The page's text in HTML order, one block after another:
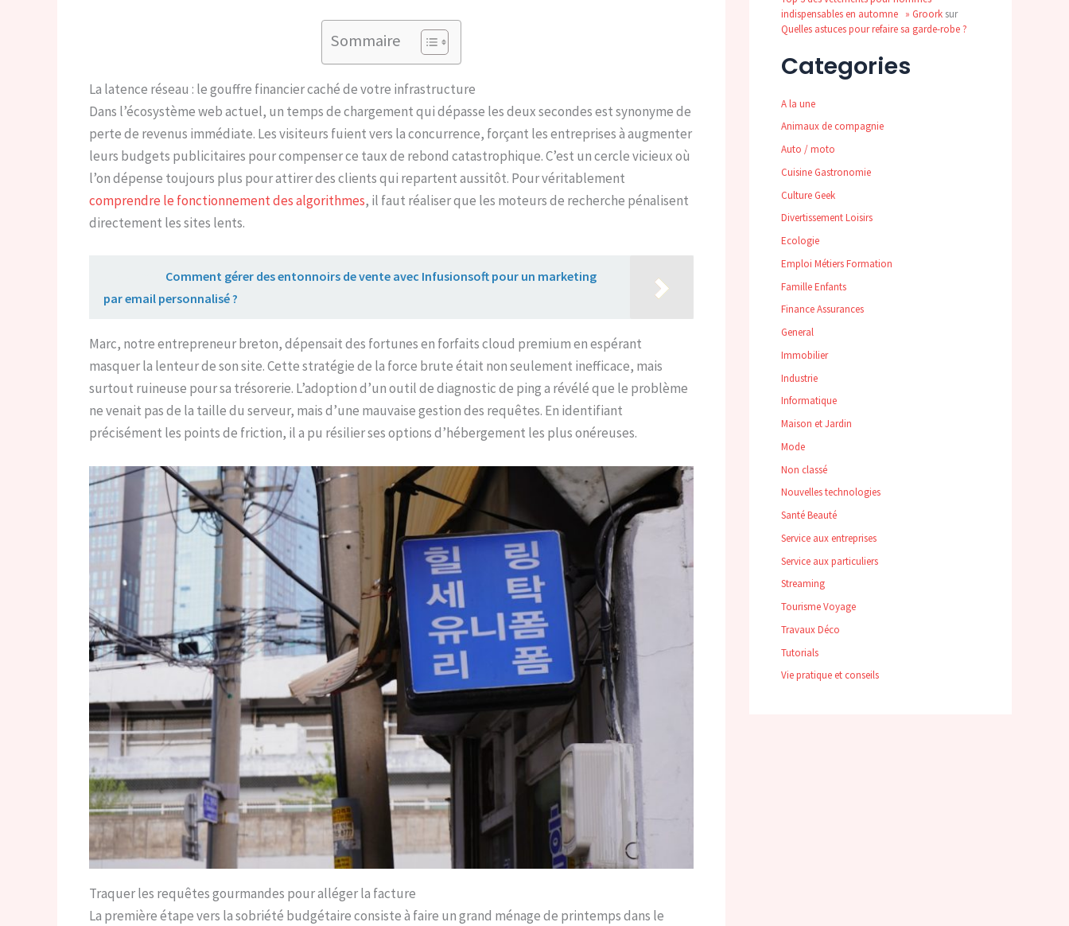
Sommaire
La latence réseau : le gouffre financier caché de votre infrastructure
Dans l’écosystème web actuel, un temps de chargement qui dépasse les deux secondes est synonyme de
perte de revenus immédiate. Les visiteurs fuient vers la concurrence, forçant les entreprises à augmenter
leurs budgets publicitaires pour compenser ce taux de rebond catastrophique. C’est un cercle vicieux où
l’on dépense toujours plus pour attirer des clients qui repartent aussitôt. Pour véritablement
comprendre le fonctionnement des algorithmes, il faut réaliser que les moteurs de recherche pénalisent
directement les sites lents.
Comment gérer des entonnoirs de vente avec Infusionsoft pour un marketing
par email personnalisé ?
Marc, notre entrepreneur breton, dépensait des fortunes en forfaits cloud premium en espérant
masquer la lenteur de son site. Cette stratégie de la force brute était non seulement inefficace, mais
surtout ruineuse pour sa trésorerie. L’adoption d’un outil de diagnostic de ping a révélé que le problème
ne venait pas de la taille du serveur, mais d’une mauvaise gestion des requêtes. En identifiant
précisément les points de friction, il a pu résilier ses options d’hébergement les plus onéreuses.
Traquer les requêtes gourmandes pour alléger la facture
La première étape vers la sobriété budgétaire consiste à faire un grand ménage de printemps dans le
indispensables en automne » Groork sur
Quelles astuces pour refaire sa garde-robe ?
Categories
A la une
Animaux de compagnie
Auto / moto
Cuisine Gastronomie
Culture Geek
Divertissement Loisirs
Ecologie
Emploi Métiers Formation
Famille Enfants
Finance Assurances
General
Immobilier
Industrie
Informatique
Maison et Jardin
Mode
Non classé
Nouvelles technologies
Santé Beauté
Service aux entreprises
Service aux particuliers
Streaming
Tourisme Voyage
Travaux Déco
Tutorials
Vie pratique et conseils